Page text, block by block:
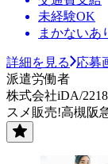
未経験OK
まかないあ
詳細を見る
応募
派遣労働者
株式会社iDA/
スメ販売!高槻阪